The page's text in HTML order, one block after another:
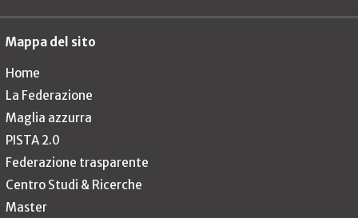
Mappa del sito
Home
La Federazione
Maglia azzurra
PISTA 2.0
Federazione trasparente
Centro Studi & Ricerche
Master